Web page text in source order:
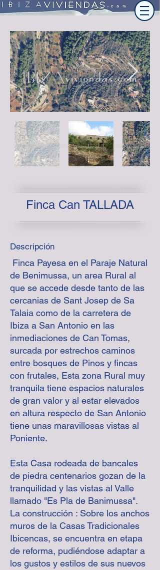
IBIZAviviendas.com
IBIZAviviendas.co
m
IBIZAviviendas.co
m
IBIZAviviendas.co
m
Finca Can TALLADA
Descripción
Finca Payesa en el Paraje Natural
de Benimussa, un area Rural al
que se accede desde tanto de las
cercanias de Sant Josep de Sa
Talaia como de la carretera de
Ibiza a San Antonio en las
inmediaciones de Can Tomas,
surcada por estrechos caminos
entre bosques de Pinos y fincas
con frutales, Esta zona Rural muy
tranquila tiene espacios naturales
de gran valor y al estar elevados
en altura respecto de San Antonio
tiene unas maravillosas vistas al
Poniente.
Esta Casa rodeada de bancales
de piedra centenarios gozan de la
tranquilidad y las vistas al Valle
llamado "Es Pla de Banimussa".
La construcción : Sobre los anchos
muros de la Casas Tradicionales
Ibicencas, se encuentra en etapa
de reforma, pudiéndose adaptar a
los gustos y estilos de sus nuevos